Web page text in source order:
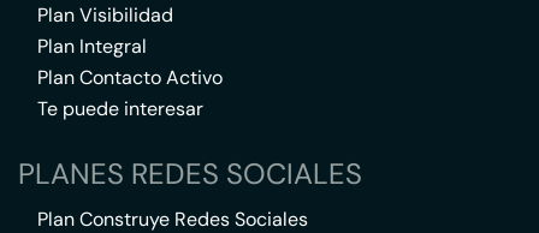
Plan Visibilidad
Plan Integral
Plan Contacto Activo
Te puede interesar
PLANES REDES SOCIALES
Plan Construye Redes Sociales